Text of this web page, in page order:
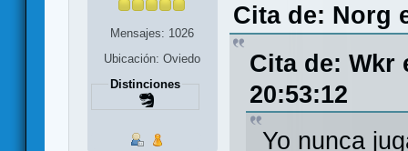
Mensajes: 1026
Ubicación: Oviedo
Distinciones
Cita de: Norg
Cita de: Wkr
20:53:12
Yo nunca